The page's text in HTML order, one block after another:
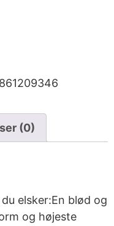
(0)
elsker:En blød og
og højeste